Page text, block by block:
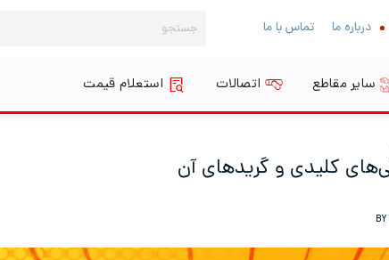
درباره ما تماس با ما
برای:
سایر مقاطع اتصالات استعلام قیمت